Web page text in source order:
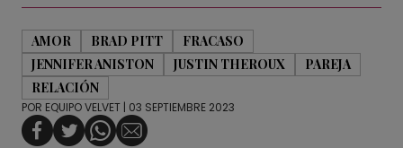
AMOR BRAD PITT
FRACASO
JENNIFER ANISTON
JUSTIN THEROUX
PAREJA
RELACIÓN
POR EQUIPO VELVET | 03 SEPTIEMBRE 2023